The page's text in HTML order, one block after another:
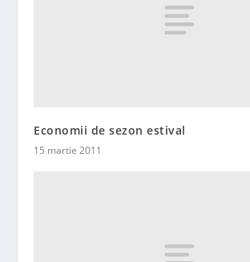
Economii de sezon estival
15 martie 2011